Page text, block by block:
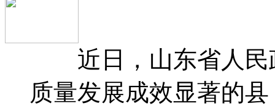
近日，山东省人民
质量发展成效显著的